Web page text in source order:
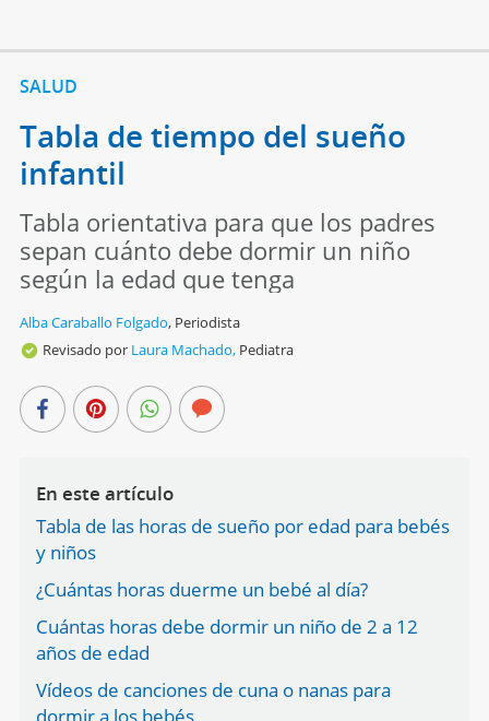
SALUD
Tabla de tiempo del sueño
infantil
Tabla orientativa para que los padres
sepan cuánto debe dormir un niño
según la edad que tenga
Alba Caraballo Folgado, Periodista
Revisado por Laura Machado, Pediatra
En este artículo
Tabla de las horas de sueño por edad para bebés
y niños
¿Cuántas horas duerme un bebé al día?
Cuántas horas debe dormir un niño de 2 a 12
años de edad
Vídeos de canciones de cuna o nanas para
dormir a los bebés